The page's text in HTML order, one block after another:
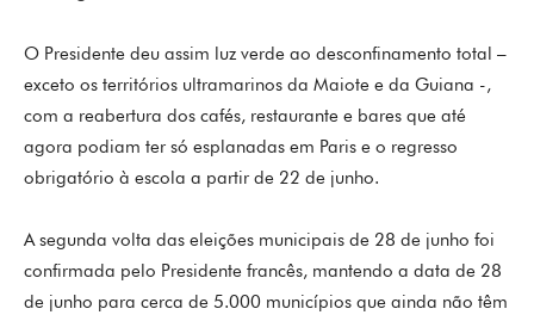
O Presidente deu assim luz verde ao desconfinamento total –
exceto os territórios ultramarinos da Maiote e da Guiana -,
com a reabertura dos cafés, restaurante e bares que até
agora podiam ter só esplanadas em Paris e o regresso
obrigatório à escola a partir de 22 de junho.
A segunda volta das eleições municipais de 28 de junho foi
confirmada pelo Presidente francês, mantendo a data de 28
de junho para cerca de 5.000 municípios que ainda não têm